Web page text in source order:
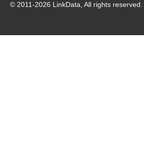
© 2011-2026 LinkData, All rights reserved.